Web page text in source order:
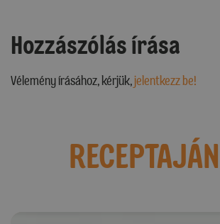
Hozzászólás írása
Vélemény írásához, kérjük,jelentkezz be!